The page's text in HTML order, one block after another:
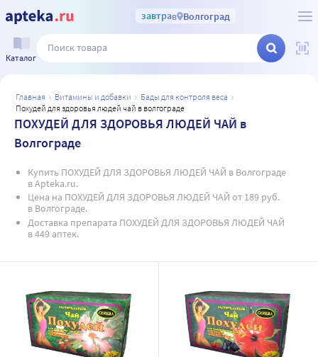
завтрав Волгоград
Каталог
главная витамины и добавки
бады для контроля веса
похудей для здоровья людей чай в волгограде
ПОХУДЕЙ ДЛЯ ЗДОРОВЬЯ ЛЮДЕЙ ЧАЙ в
Волгограде
Купить ПОХУДЕЙ ДЛЯ ЗДОРОВЬЯ ЛЮДЕЙ ЧАЙ в Волгограде
в Apteka.ru.
Цена на ПОХУДЕЙ ДЛЯ ЗДОРОВЬЯ ЛЮДЕЙ ЧАЙ от 189 руб.
в Волгограде.
Доставка препарата ПОХУДЕЙ ДЛЯ ЗДОРОВЬЯ ЛЮДЕЙ ЧАЙ
в 449 аптек.